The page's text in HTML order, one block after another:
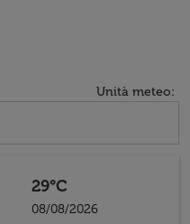
Unità meteo:
29°C
08/08/2026